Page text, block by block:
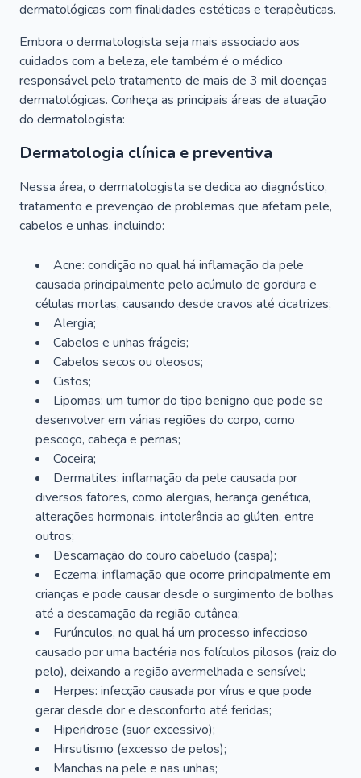
dermatológicas com finalidades estéticas e terapêuticas.
Embora o dermatologista seja mais associado aos
cuidados com a beleza, ele também é o médico
responsável pelo tratamento de mais de 3 mil doenças
dermatológicas. Conheça as principais áreas de atuação
do dermatologista:
Dermatologia clínica e preventiva
Nessa área, o dermatologista se dedica ao diagnóstico,
tratamento e prevenção de problemas que afetam pele,
cabelos e unhas, incluindo:
Acne: condição no qual há inflamação da pele
causada principalmente pelo acúmulo de gordura e
células mortas, causando desde cravos até cicatrizes;
Alergia;
Cabelos e unhas frágeis;
Cabelos secos ou oleosos;
Cistos;
Lipomas: um tumor do tipo benigno que pode se
desenvolver em várias regiões do corpo, como
pescoço, cabeça e pernas;
Coceira;
Dermatites: inflamação da pele causada por
diversos fatores, como alergias, herança genética,
alterações hormonais, intolerância ao glúten, entre
outros;
Descamação do couro cabeludo (caspa);
Eczema: inflamação que ocorre principalmente em
crianças e pode causar desde o surgimento de bolhas
até a descamação da região cutânea;
Furúnculos, no qual há um processo infeccioso
causado por uma bactéria nos folículos pilosos (raiz do
pelo), deixando a região avermelhada e sensível;
Herpes: infecção causada por vírus e que pode
gerar desde dor e desconforto até feridas;
Hiperidrose (suor excessivo);
Hirsutismo (excesso de pelos);
Manchas na pele e nas unhas;